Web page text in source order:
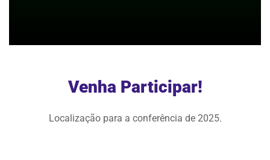
Venha Participar!
Localização para a conferência de 2025.